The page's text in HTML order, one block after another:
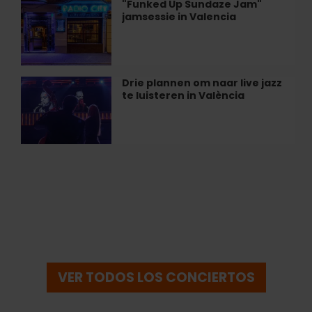
Alegal
van
Valencia
"Funked Up Sundaze Jam"
jamsessie in Valencia
"Funked
Up
Sundaze
Jam"
jamsessie
in
Valencia
Drie plannen om naar live jazz
te luisteren in València
Drie
plannen
om
naar
live
VER TODOS LOS CONCIERTOS